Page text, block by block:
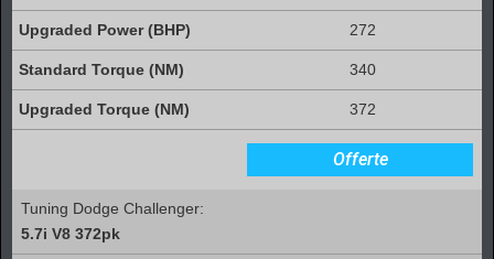
272
340
372
Offerte
Tuning Dodge Challenger:
5.7i V8 372pk